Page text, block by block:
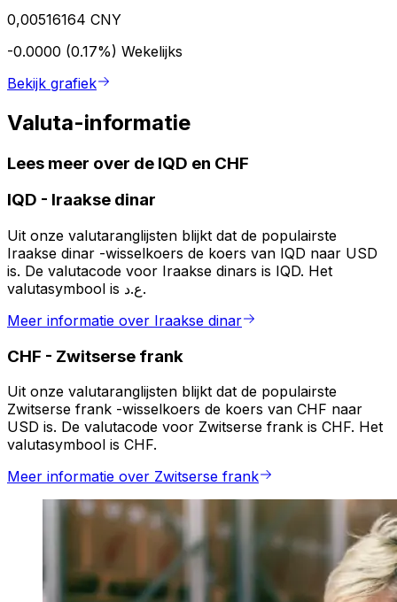
0,00516164 CNY
-0.0000 (0.17%) Wekelijks
Bekijk grafiek
Valuta-informatie
Lees meer over de IQD en CHF
IQD - Iraakse dinar
Uit onze valutaranglijsten blijkt dat de populairste
Iraakse dinar -wisselkoers de koers van IQD naar USD
is. De valutacode voor Iraakse dinars is IQD. Het
valutasymbool is ع.د.
Meer informatie over Iraakse dinar
CHF - Zwitserse frank
Uit onze valutaranglijsten blijkt dat de populairste
Zwitserse frank -wisselkoers de koers van CHF naar
USD is. De valutacode voor Zwitserse frank is CHF. Het
valutasymbool is CHF.
Meer informatie over Zwitserse frank